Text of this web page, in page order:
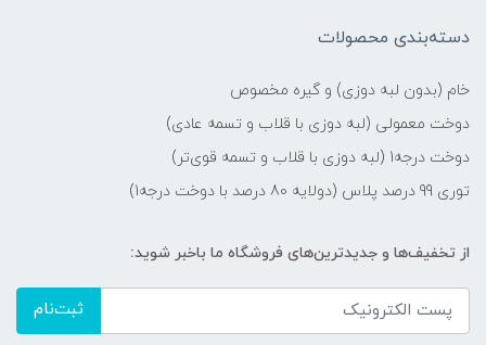
دسته‌بندی محصولات
خام (بدون لبه دوزی) و گیره مخصوص
دوخت معمولی (لبه دوزی با قلاب و تسمه عادی)
دوخت درجه1 (لبه دوزی با قلاب و تسمه قوی‌تر)
توری 99 درصد پلاس (دولایه 80 درصد با دوخت درجه1)
از تخفیف‌ها و جدیدترین‌های فروشگاه ما باخبر شوید:
ثبت‌نام